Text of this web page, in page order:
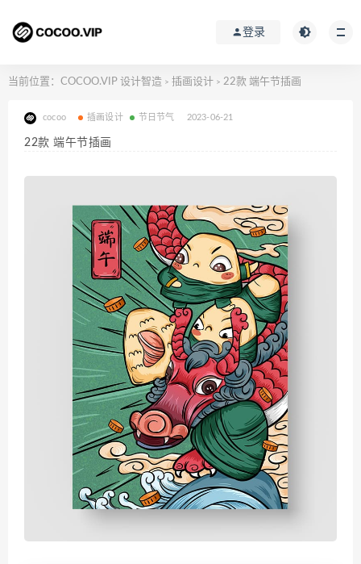
登录
当前位置： COCOO.VIP 设计智造 > 插画设计 > 22款 端午节插画
cocoo 插画设计 节日节气 2023-06-21
22款 端午节插画